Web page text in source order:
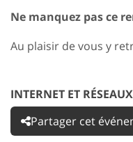
Ne manquez pas ce
Au plaisir de vous y
INTERNET ET
Partager cet